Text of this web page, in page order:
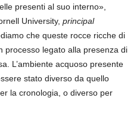
presenti al suo interno»,
University, principal
che queste rocce ricche di
processo legato alla presenza di
L’ambiente acquoso presente
stato diverso da quello
la cronologia, o diverso per